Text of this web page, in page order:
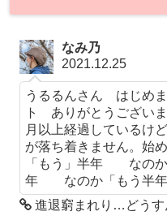
なみ乃
2021.12.25
うるるんさん はじめ
ト ありがとうござい
月以上経過しているけ
が落ち着きません。始
「もう」半年 なのか
年 なのか「もう半年
進退窮まれり…どうす